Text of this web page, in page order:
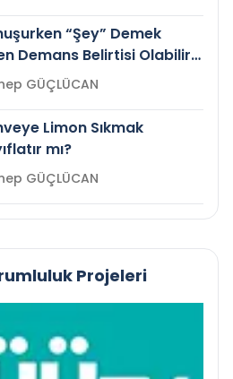
“Şey” Demek
Demans Belirtisi Olabilir
Zeynep GÜÇLÜCAN
Limon Sıkmak
mı?
Zeynep GÜÇLÜCAN
Projeleri